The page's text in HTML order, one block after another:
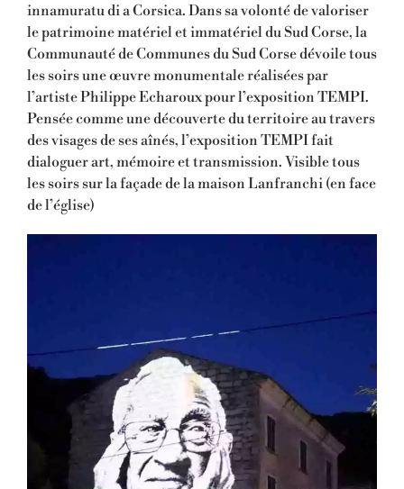
innamuratu di a Corsica. Dans sa volonté de valoriser
le patrimoine matériel et immatériel du Sud Corse, la
Communauté de Communes du Sud Corse dévoile tous
les soirs une œuvre monumentale réalisées par
l’artiste Philippe Echaroux pour l’exposition TEMPI.
Pensée comme une découverte du territoire au travers
des visages de ses aînés, l’exposition TEMPI fait
dialoguer art, mémoire et transmission. Visible tous
les soirs sur la façade de la maison Lanfranchi (en face
de l’église)